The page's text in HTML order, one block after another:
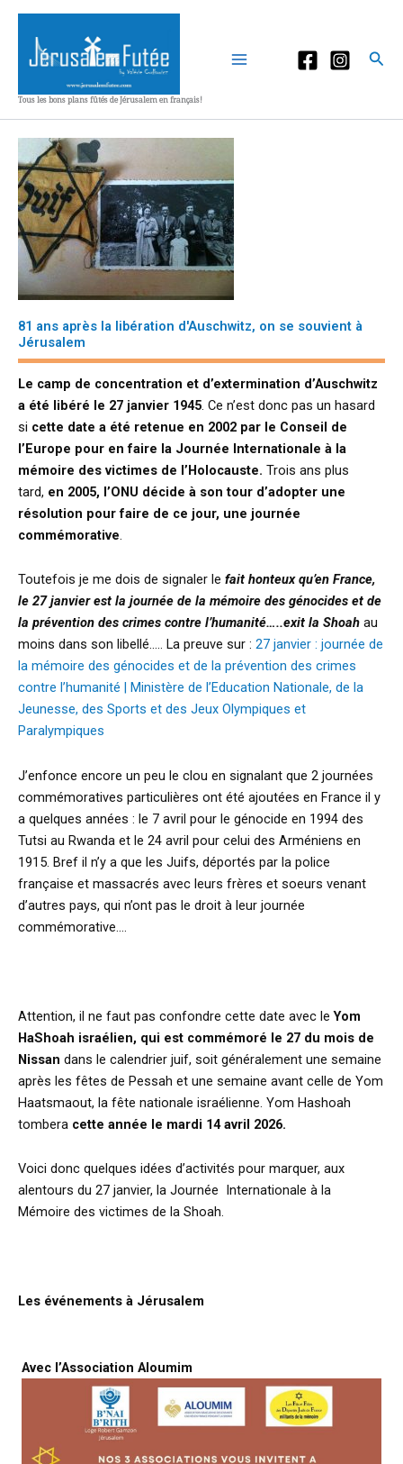
Aller
contenu
Tous les bons plans fûtés de Jérusalem en français!
81 ans après la libération d'Auschwitz, on se souvient à
Jérusalem
Le camp de concentration et d’extermination d’Auschwitz
a été libéré le 27 janvier 1945 . Ce n’est donc pas un hasard
si cette date a été retenue en 2002 par le Conseil de
l’Europe pour en faire la Journée Internationale à la
mémoire des victimes de l’Holocauste. Trois ans plus
tard, en 2005, l’ONU décide à son tour d’adopter une
résolution pour faire de ce jour, une journée
commémorative
Toutefois je me dois de signaler le fait honteuxqu’en France,
le 27 janvier est la journée de la mémoire des génocides et de
la prévention des crimes contre l’humanité…..exit la Shoah au
moins dans son libellé….. La preuve sur : 27 janvier : journée de
la mémoire des génocides et de la prévention des crimes
contre l’humanité | Ministère de l’Education Nationale, de la
Jeunesse, des Sports et des Jeux Olympiques et
Paralympiques
J’enfonce encore un peu le clou en signalant que 2 journées
commémoratives particulières ont été ajoutées en France il y
a quelques années : le 7 avril pour le génocide en 1994 des
Tutsi au Rwanda et le 24 avril pour celui des Arméniens en
1915. Bref il n’y a que les Juifs, déportés par la police
française et massacrés avec leurs frères et soeurs venant
d’autres pays, qui n’ont pas le droit à leur journée
commémorative….
Attention, il ne faut pas confondre cette date avec leYom
HaShoah israélien, qui est commémoré le 27 du mois de
Nissan dans le calendrier juif, soit généralement une semaine
après les fêtes de Pessah et une semaine avant celle de Yom
Haatsmaout, la fête nationale israélienne. Yom Hashoah
tombera cette année le mardi 14 avril 2026.
Voici donc quelques idées d’activités pour marquer, aux
alentours du 27 janvier, la Journée Internationale à la
Mémoire des victimes de la Shoah.
Les événements à Jérusalem
Avec l’Association Aloumim